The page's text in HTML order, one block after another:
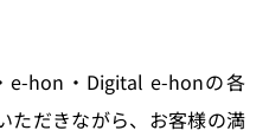
hon・Digital e-honの各
ただきながら、お客様の満